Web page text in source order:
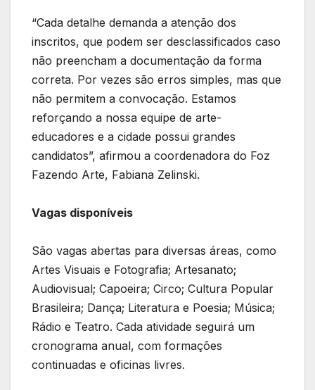
“Cada detalhe demanda a atenção dos
inscritos, que podem ser desclassificados caso
não preencham a documentação da forma
correta. Por vezes são erros simples, mas que
não permitem a convocação. Estamos
reforçando a nossa equipe de arte-
educadores e a cidade possui grandes
candidatos”, afirmou a coordenadora do Foz
Fazendo Arte, Fabiana Zelinski.
Vagas disponíveis
São vagas abertas para diversas áreas, como
Artes Visuais e Fotografia; Artesanato;
Audiovisual; Capoeira; Circo; Cultura Popular
Brasileira; Dança; Literatura e Poesia; Música;
Rádio e Teatro. Cada atividade seguirá um
cronograma anual, com formações
continuadas e oficinas livres.